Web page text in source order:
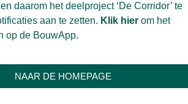
daarom het deelproject ‘De Corridor’ te
aan te zetten. Klik hier om het
op de BouwApp.
NAAR DE HOMEPAGE